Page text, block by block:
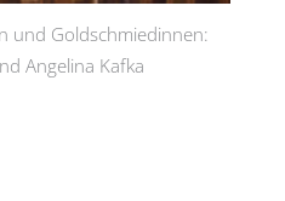
und Goldschmiedinnen:
Angelina Kafka